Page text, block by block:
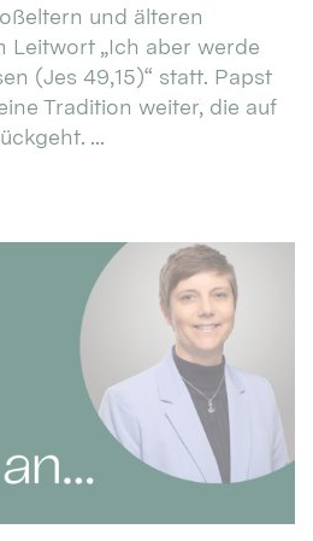
und älteren
Leitwort „Ich aber werde
(Jes 49,15)“ statt. Papst
Tradition weiter, die auf
...